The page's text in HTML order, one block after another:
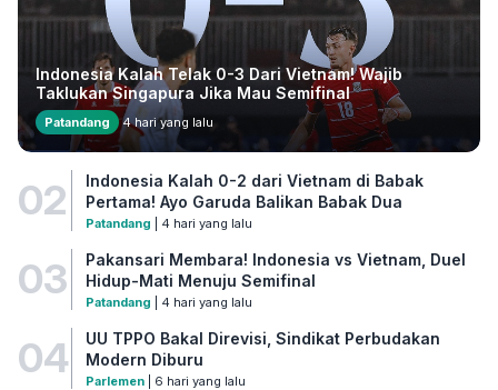
Indonesia Kalah Telak 0-3 Dari Vietnam! Wajib
Taklukan Singapura Jika Mau Semifinal
Patandang 4 hari yang lalu
02
Indonesia Kalah 0-2 dari Vietnam di Babak
Pertama! Ayo Garuda Balikan Babak Dua
Patandang | 4 hari yang lalu
03
Pakansari Membara! Indonesia vs Vietnam, Duel
Hidup-Mati Menuju Semifinal
Patandang | 4 hari yang lalu
04
UU TPPO Bakal Direvisi, Sindikat Perbudakan
Modern Diburu
Parlemen| 6 hari yang lalu